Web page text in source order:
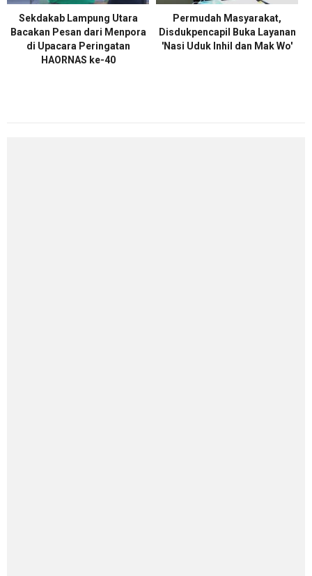
Sekdakab Lampung Utara
Bacakan Pesan dari Menpora
di Upacara Peringatan
HAORNAS ke-40
Permudah Masyarakat,
Disdukpencapil Buka Layanan
'Nasi Uduk Inhil dan Mak Wo'